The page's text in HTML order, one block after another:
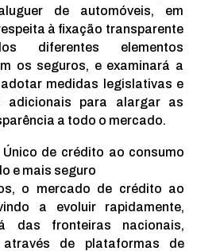
de automóveis, em
à fixação transparente
diferentes elementos
os seguros, e examinará a
medidas legislativas e
adicionais para alargar as
a todo o mercado.
Único de crédito ao consumo
e mais seguro
o mercado de crédito ao
a evoluir rapidamente,
das fronteiras nacionais,
através de plataformas de